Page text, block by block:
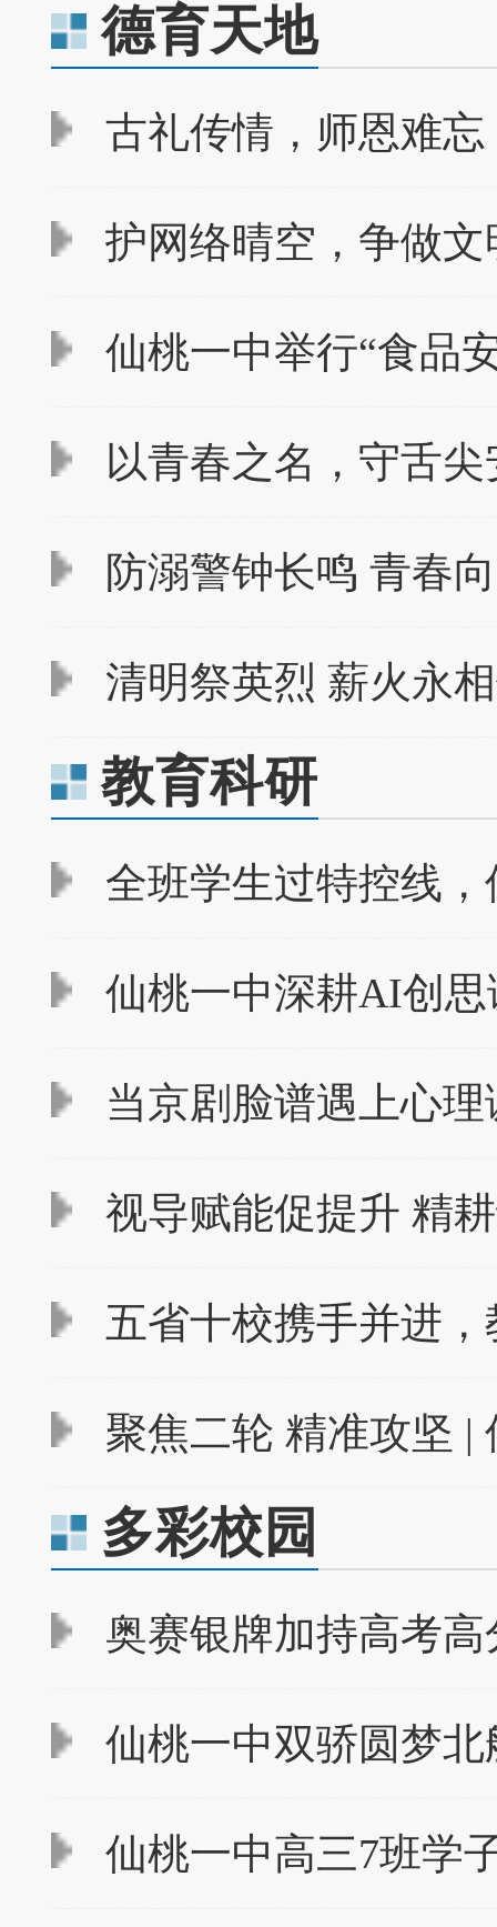
德育天地
古礼传情，师恩难忘
护网络晴空，争做文
仙桃一中举行“食品
以青春之名，守舌
防溺警钟长鸣 青春
清明祭英烈 薪火永
教育科研
全班学生过特控线，
仙桃一中深耕AI创思
当京剧脸谱遇上心理
视导赋能促提升 精
五省十校携手并进，
聚焦二轮 精准攻坚 |
多彩校园
奥赛银牌加持高考高
仙桃一中双骄圆梦北
仙桃一中高三7班学